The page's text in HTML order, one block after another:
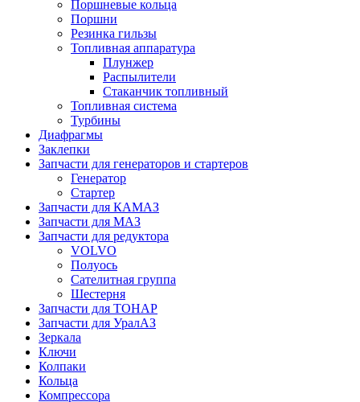
Поршневые кольца
Поршни
Резинка гильзы
Топливная аппаратура
Плунжер
Распылители
Стаканчик топливный
Топливная система
Турбины
Диафрагмы
Заклепки
Запчасти для генераторов и стартеров
Генератор
Стартер
Запчасти для КАМАЗ
Запчасти для МАЗ
Запчасти для редуктора
VOLVO
Полуось
Сателитная группа
Шестерня
Запчасти для ТОНАР
Запчасти для УралАЗ
Зеркала
Ключи
Колпаки
Кольца
Компрессора